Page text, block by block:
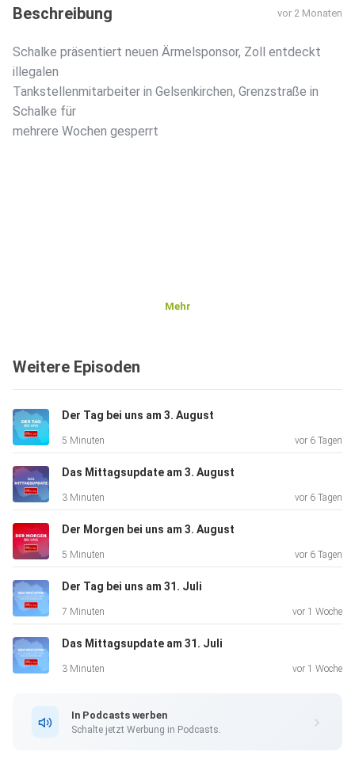
Beschreibung vor 2 Monaten
Schalke präsentiert neuen Ärmelsponsor, Zoll entdeckt
illegalen
Tankstellenmitarbeiter in Gelsenkirchen, Grenzstraße in
Schalke für
mehrere Wochen gesperrt
Mehr
Weitere Episoden
Der Tag bei uns am 3. August
5 Minuten vor 6 Tagen
Das Mittagsupdate am 3. August
3 Minuten vor 6 Tagen
Der Morgen bei uns am 3. August
5 Minuten vor 6 Tagen
Der Tag bei uns am 31. Juli
7 Minuten vor 1 Woche
Das Mittagsupdate am 31. Juli
3 Minuten vor 1 Woche
In Podcasts werben
Schalte jetzt Werbung in Podcasts.